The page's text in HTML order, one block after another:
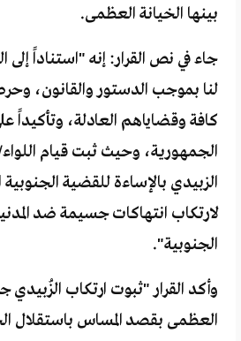
بينها الخيانة العظمى.
جاء في نص القرار: إنه "استناداً إلى
لنا بموجب الدستور والقانون،
كافة وقضاياهم العادلة، وتأكيداً
الجمهورية، وحيث ثبت قيام
الزبيدي بالإساءة للقضية الجنوبية
لارتكاب انتهاكات جسيمة ضد
الجنوبية".
وأكد القرار "ثبوت ارتكاب الزُبيدي
العظمى بقصد المساس باستقلال